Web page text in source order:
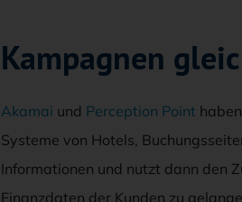
Kampagnen
Akamai und Perception Point
Systeme von Hotels,
Informationen und nutzt dann den
Finanzdaten der Kunden zu